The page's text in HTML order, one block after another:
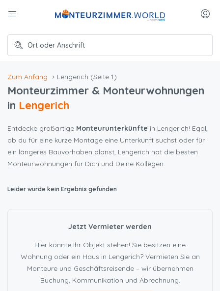
Zum Anfang Lengerich (Seite 1)
Monteurzimmer & Monteurwohnungen
in Lengerich
Entdecke großartige Monteurunterkünfte in Lengerich! Egal,
ob du für eine kurze Montage eine Unterkunft suchst oder für
ein längeres Bauvorhaben planst, Lengerich hat die besten
Monteurwohnungen für Dich und Deine Kollegen.
Leider wurde kein Ergebnis gefunden
Jetzt Vermieter werden
Hier könnte Ihr Objekt stehen! Sie besitzen eine
Wohnung oder ein Haus in Lengerich? Vermieten Sie an
Monteure und Geschäftsreisende – wir übernehmen
Buchung, Kommunikation und Abrechnung.